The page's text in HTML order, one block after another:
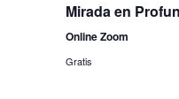
Mirada en
Online Zoom
Gratis